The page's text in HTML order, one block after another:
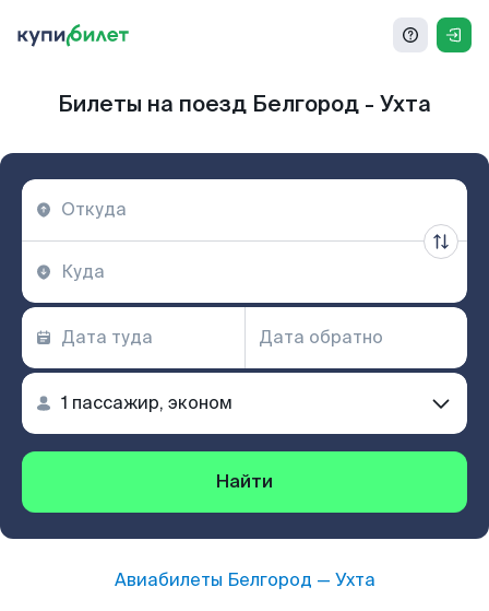
Билеты на поезд Белгород - Ухта
Найти
Авиабилеты Белгород — Ухта